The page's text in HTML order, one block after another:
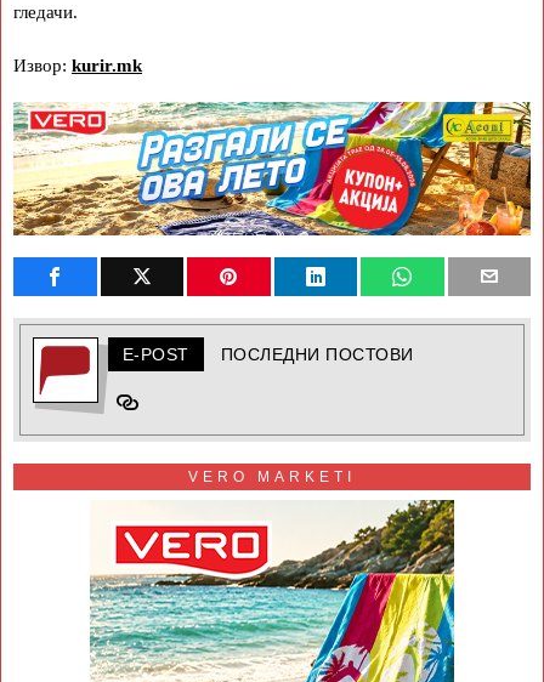
гледачи.
Извор: kurir.mk
E-POST ПОСЛЕДНИ ПОСТОВИ
VERO MARKETI